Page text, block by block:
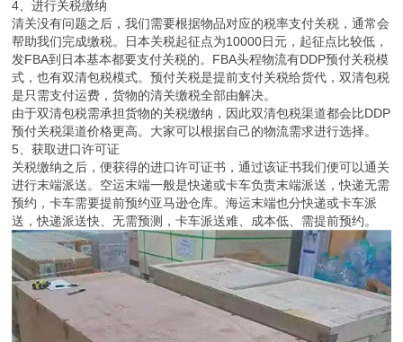
4、进行关税缴纳
清关没有问题之后，我们需要根据物品对应的税率支付关税，通常会
帮助我们完成缴税。日本关税起征点为10000日元，起征点比较低，
发FBA到日本基本都要支付关税的。FBA头程物流有DDP预付关税模
式，也有双清包税模式。预付关税是提前支付关税给货代，双清包税
是只需支付运费，货物的清关缴税全部由解决。
由于双清包税需承担货物的关税缴纳，因此双清包税渠道都会比DDP
预付关税渠道价格更高。大家可以根据自己的物流需求进行选择。
5、获取进口许可证
关税缴纳之后，便获得的进口许可证书，通过该证书我们便可以通关
进行末端派送。空运末端一般是快递或卡车负责末端派送，快递无需
预约，卡车需要提前预约亚马逊仓库。海运末端也分快递或卡车派
送，快递派送快、无需预测，卡车派送难、成本低、需提前预约。